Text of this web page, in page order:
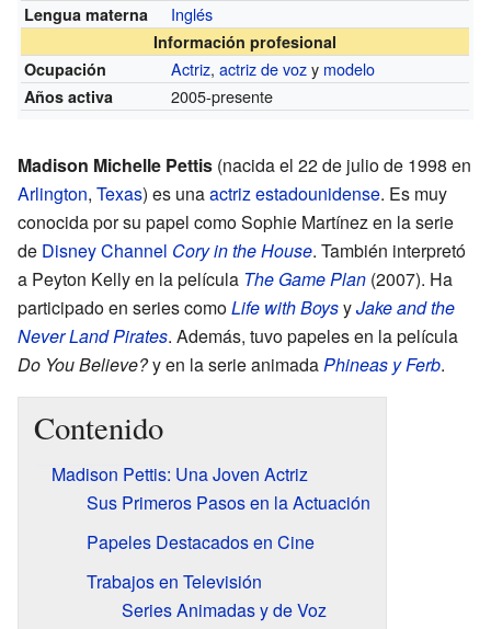
Lengua materna Inglés
Información profesional
Ocupación
Actriz,actriz de vozy modelo
Años activa 2005-presente
Madison Michelle Pettis (nacida el 22 de julio de 1998 en
Arlington, Texas) es unaactrizestadounidense. Es muy
conocida por su papel como Sophie Martínez en la serie
de Disney Channel Cory in the House. También interpretó
a Peyton Kelly en la película The Game Plan (2007). Ha
participado en series comoLife with BoysyJake and the
Never Land Pirates. Además, tuvo papeles en la película
Do You Believe?y en la serie animadaPhineas y Ferb.
Contenido
Madison Pettis: Una Joven Actriz
Sus Primeros Pasos en la Actuación
Papeles Destacados en Cine
Trabajos en Televisión
Series Animadas y de Voz